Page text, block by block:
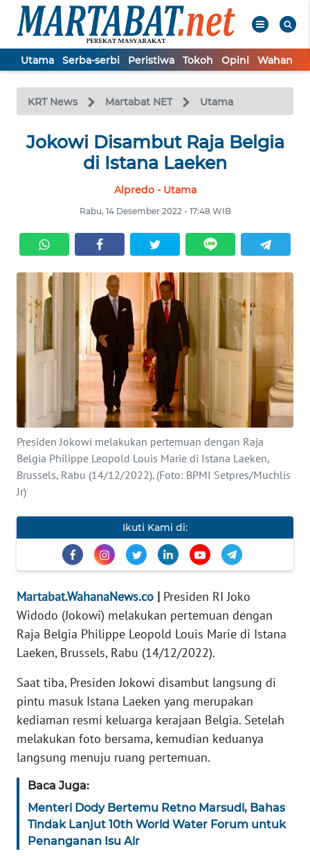
Utama Serba-serbi Peristiwa Tokoh Opini Wahana
KRT News Martabat NET Utama
Jokowi Disambut Raja Belgia
di Istana Laeken
Alpredo - Utama
Rabu, 14 Desember 2022 - 17:48 WIB
Presiden Jokowi melakukan pertemuan dengan Raja
Belgia Philippe Leopold Louis Marie di Istana Laeken,
Brussels, Rabu (14/12/2022). (Foto: BPMI Setpres/Muchlis
Jr)
Ikuti Kami di:
Martabat.WahanaNews.co | Presiden RI Joko
Widodo (Jokowi) melakukan pertemuan dengan
Raja Belgia Philippe Leopold Louis Marie di Istana
Laeken, Brussels, Rabu (14/12/2022).
Saat tiba, Presiden Jokowi disambut langsung di
pintu masuk Istana Laeken yang merupakan
kediaman resmi keluarga kerajaan Belgia. Setelah
melakukan foto bersama, kemudian keduanya
langsung menuju ruang pertemuan.
Baca Juga:
Menteri Dody Bertemu Retno Marsudi, Bahas
Tindak Lanjut 10th World Water Forum untuk
Penanganan Isu Air
WAHANA
TV
Tutup
UTAMA
TOKOH
WAHANA
INFRASTRUKTUR
TANI
WAHANA
TRAVEL
WAHANA
UMKM
SELEB
WAHANA
PERSONA
WAHANA
OTOMOTIF
HEALTH
WAHANA
DESA